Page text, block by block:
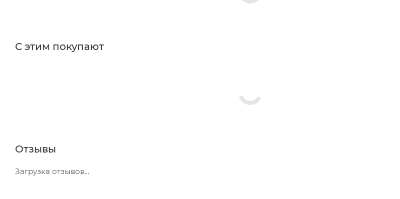
С этим покупают
Отзывы
Загрузка отзывов...